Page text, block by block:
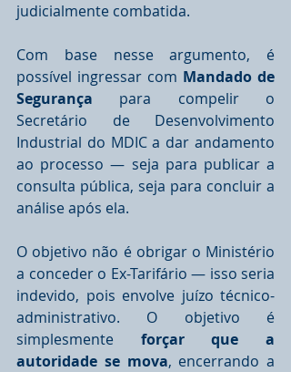
judicialmente combatida.
Com base nesse argumento, é
possível ingressar com Mandado de
Segurança para compelir o
Secretário de Desenvolvimento
Industrial do MDIC a dar andamento
ao processo — seja para publicar a
consulta pública, seja para concluir a
análise após ela.
O objetivo não é obrigar o Ministério
a conceder o Ex-Tarifário — isso seria
indevido, pois envolve juízo técnico-
administrativo. O objetivo é
simplesmente forçar que a
autoridade se mova, encerrando a